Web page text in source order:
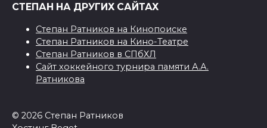
СТЕПАН НА ДРУГИХ САЙТАХ
Степан Ратников на Кинопоиске
Степан Ратников на Кино-Театре
Степан Ратников в СПбХЛ
Сайт хоккейного турнира памяти А.А.
Ратникова
© 2026 Степан Ратников